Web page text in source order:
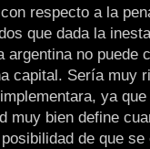
respecto a la
que dada la
no puede
capital. Sería muy
ya
muy bien define
de que se